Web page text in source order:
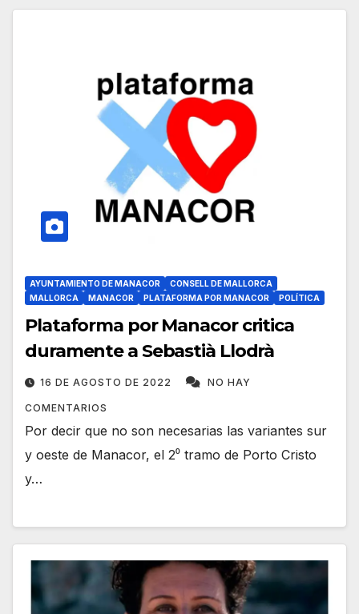
AYUNTAMIENTO DE MANACOR
CONSELL DE MALLORCA
MALLORCA
MANACOR PLATAFORMA POR MANACOR POLÍTICA
Plataforma por Manacor critica
duramente a Sebastià Llodrà
16 DE AGOSTO DE 2022 NO HAY
COMENTARIOS
Por decir que no son necesarias las variantes sur
y oeste de Manacor, el 2⁰ tramo de Porto Cristo
y…